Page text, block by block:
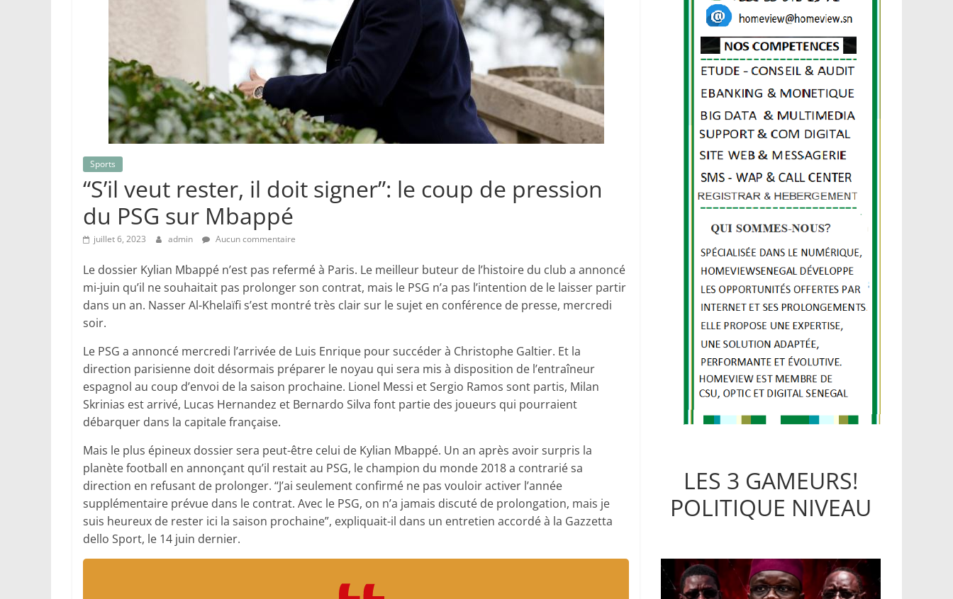
Sports
“S’il veut rester, il doit signer”: le coup de pression
du PSG sur Mbappé
juillet 6, 2023 admin Aucun commentaire
Le dossier Kylian Mbappé n’est pas refermé à Paris. Le meilleur buteur de l’histoire du club a annoncé
mi-juin qu’il ne souhaitait pas prolonger son contrat, mais le PSG n’a pas l’intention de le laisser partir
dans un an. Nasser Al-Khelaïfi s’est montré très clair sur le sujet en conférence de presse, mercredi
soir.
Le PSG a annoncé mercredi l’arrivée de Luis Enrique pour succéder à Christophe Galtier. Et la
direction parisienne doit désormais préparer le noyau qui sera mis à disposition de l’entraîneur
espagnol au coup d’envoi de la saison prochaine. Lionel Messi et Sergio Ramos sont partis, Milan
Skrinias est arrivé, Lucas Hernandez et Bernardo Silva font partie des joueurs qui pourraient
débarquer dans la capitale française.
Mais le plus épineux dossier sera peut-être celui de Kylian Mbappé. Un an après avoir surpris la
planète football en annonçant qu’il restait au PSG, le champion du monde 2018 a contrarié sa
direction en refusant de prolonger. “J’ai seulement confirmé ne pas vouloir activer l’année
supplémentaire prévue dans le contrat. Avec le PSG, on n’a jamais discuté de prolongation, mais je
suis heureux de rester ici la saison prochaine”, expliquait-il dans un entretien accordé à la Gazzetta
dello Sport, le 14 juin dernier.
LES 3 GAMEURS!
POLITIQUE NIVEAU